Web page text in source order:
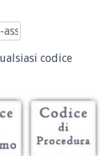
codice